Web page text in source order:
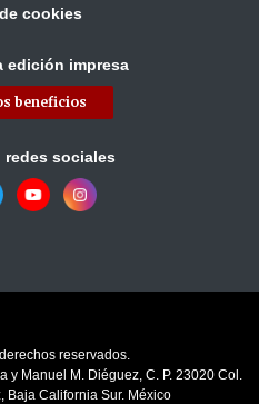
cookies
edición impresa
beneficios
redes sociales
reservados.
y Manuel M. Diéguez, C. P. 23020 Col.
Baja California Sur. México